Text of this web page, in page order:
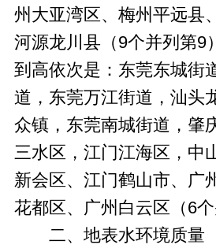
州大亚湾区、梅州平远县
河源龙川县（9个并列第9
到高依次是：东莞东城街
道，东莞万江街道，汕头
众镇，东莞南城街道，肇
三水区，江门江海区，中
新会区、江门鹤山市、广
花都区、广州白云区（6个
二、地表水环境质量